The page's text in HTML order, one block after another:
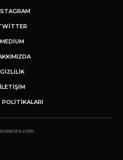
MEDIUM
GİZLİLİK
İLETIŞIM
POLITIKALARI